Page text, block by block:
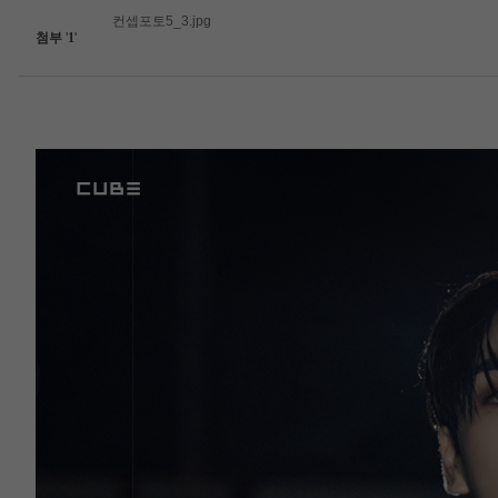
첨부 '1'
컨셉포토5_3.jpg